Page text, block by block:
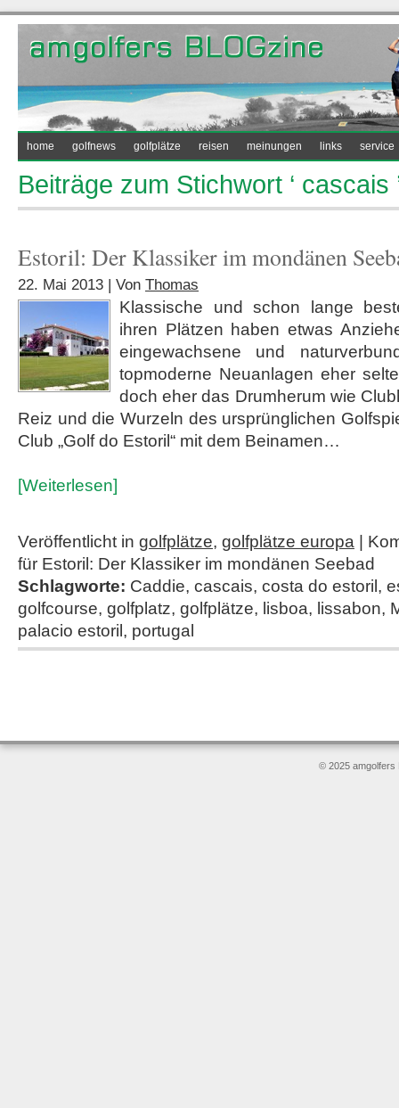
home golfnews golfplätze reisen meinungen links service
Beiträge zum Stichwort ‘ cascais
Estoril: Der Klassiker im mondänen
22. Mai 2013 | Von Thomas
Klassische und schon lange
ihren Plätzen haben etwas
eingewachsene und
topmoderne Neuanlagen eher
doch eher das Drumherum wie
Reiz und die Wurzeln des ursprünglichen
Club „Golf do Estoril“ mit dem Beinamen…
[Weiterlesen]
Veröffentlicht in golfplätze, golfplätze europa
für Estoril: Der Klassiker im mondänen Seebad
Schlagworte: Caddie, cascais, costa do estoril ,
golfcourse, golfplatz, golfplätze, lisboa, lissabon,
palacio estoril , portugal
© 2025